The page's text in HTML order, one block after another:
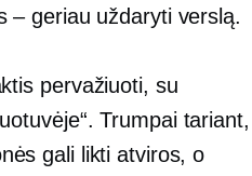
– geriau uždaryti verslą.
pervažiuoti, su
Trumpai tariant,
gali likti atviros, o